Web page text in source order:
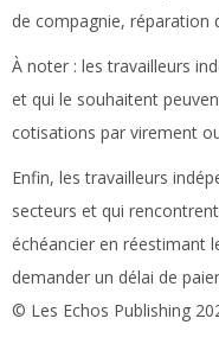
de compagnie, réparation
À noter : les travailleurs
et qui le souhaitent
cotisations par virement
Enfin, les travailleurs
secteurs et qui
échéancier en réestimant
demander un délai de
© Les Echos Publishing